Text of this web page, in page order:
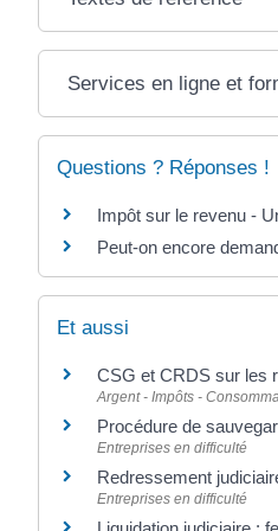
Services en ligne et
Questions ? Réponses !
Impôt sur le revenu -
Peut-on encore
Et aussi
CSG et CRDS sur les
Argent - Impôts -
Procédure de
Entreprises en difficulté
Redressement
Entreprises en difficulté